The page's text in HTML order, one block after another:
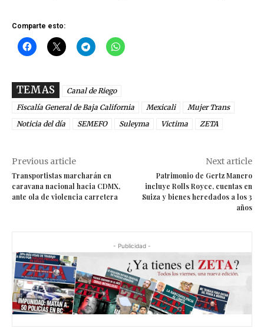
Comparte esto:
TEMAS
Canal de Riego
Fiscalía General de Baja California
Mexicali
Mujer Trans
Noticia del día
SEMEFO Suleyma Victima ZETA
Previous article
Transportistas marcharán en
caravana nacional hacia CDMX,
ante ola de violencia carretera
Next article
Patrimonio de Gertz Manero
incluye Rolls Royce, cuentas en
Suiza y bienes heredados a los 3
años
- Publicidad -